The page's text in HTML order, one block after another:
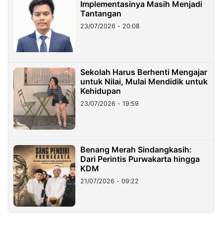
Implementasinya Masih Menjadi
Tantangan
23/07/2026 - 20:08
Sekolah Harus Berhenti Mengajar
untuk Nilai, Mulai Mendidik untuk
Kehidupan
23/07/2026 - 19:59
Benang Merah Sindangkasih:
Dari Perintis Purwakarta hingga
KDM
21/07/2026 - 09:22